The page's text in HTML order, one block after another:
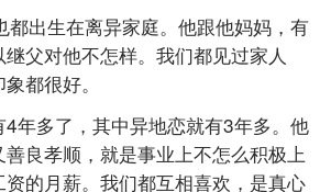
都出生在离异家庭。他跟他妈妈，有
父对他不怎样。我们都见过家人
都很好。
年多了，其中异地恋就有3年多。他
善良孝顺，就是事业上不怎么积极上
的月薪。我们都互相喜欢，是真心